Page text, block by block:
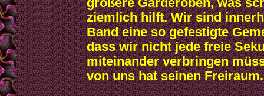
größere Garderoben, was
ziemlich hilft. Wir sind
Band eine so gefestigte
dass wir nicht jede freie
miteinander verbringen
von uns hat seinen Freiraum.